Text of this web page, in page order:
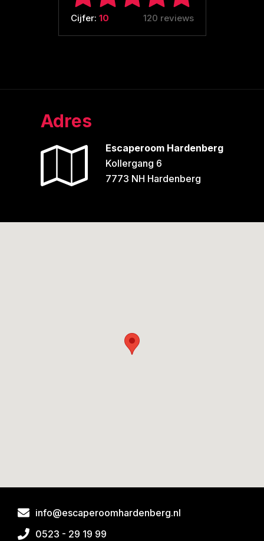
Cijfer: 10 120 reviews
Adres
Escaperoom Hardenberg
Kollergang 6
7773 NH Hardenberg
info@escaperoomhardenberg.nl
0523 - 29 19 99